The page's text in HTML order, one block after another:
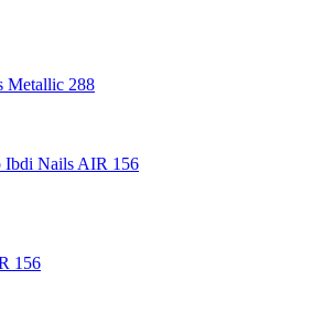
Metallic 288
156